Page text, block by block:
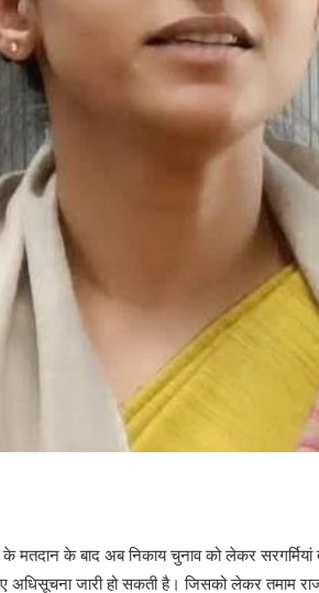
मतदान के बाद अब निकाय चुनाव को लेकर सरगर्मियां
अधिसूचना जारी हो सकती है। जिसको लेकर तमाम